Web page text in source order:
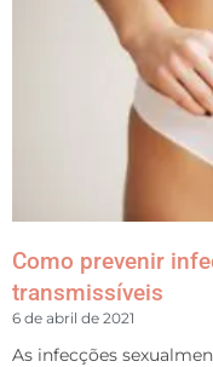
Como prevenir
transmissíveis
6 de abril de 2021
As infecções